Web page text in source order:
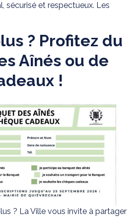
sécurisé et respectueux. Les
? Profitez du
Aînés ou de
!
? La Ville vous invite à partager